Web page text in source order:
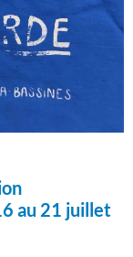
au 21 juillet